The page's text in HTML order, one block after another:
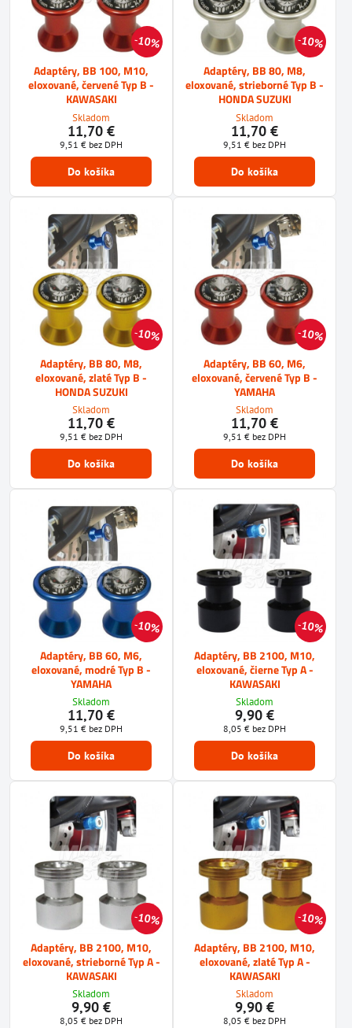
10%
Adaptéry, BB 100, M10,
eloxované, červené Typ B -
KAWASAKI
Skladom
11,70 €
9,51 € bez DPH
Do košíka
10%
Adaptéry, BB 80, M8,
eloxované, strieborné Typ B -
HONDA SUZUKI
Skladom
11,70 €
9,51 € bez DPH
Do košíka
10%
Adaptéry, BB 80, M8,
eloxované, zlaté Typ B -
HONDA SUZUKI
Skladom
11,70 €
9,51 € bez DPH
Do košíka
10%
Adaptéry, BB 60, M6,
eloxované, červené Typ B -
YAMAHA
Skladom
11,70 €
9,51 € bez DPH
Do košíka
10%
Adaptéry, BB 60, M6,
eloxované, modré Typ B -
YAMAHA
Skladom
11,70 €
9,51 € bez DPH
Do košíka
10%
Adaptéry, BB 2100, M10,
eloxované, čierne Typ A -
KAWASAKI
Skladom
9,90 €
8,05 € bez DPH
Do košíka
10%
Adaptéry, BB 2100, M10,
eloxované, strieborné Typ A -
KAWASAKI
Skladom
9,90 €
8,05 € bez DPH
10%
Adaptéry, BB 2100, M10,
eloxované, zlaté Typ A -
KAWASAKI
Skladom
9,90 €
8,05 € bez DPH